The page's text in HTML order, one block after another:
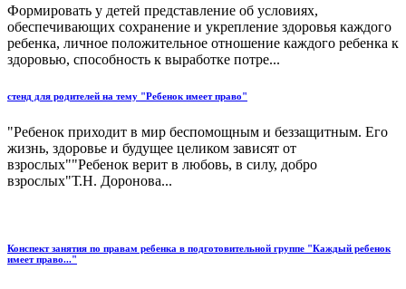
Формировать у детей представление об условиях,
обеспечивающих сохранение и укрепление здоровья каждого
ребенка, личное положительное отношение каждого ребенка к
здоровью, способность к выработке потре...
стенд для родителей на тему "Ребенок имеет право"
"Ребенок приходит в мир беспомощным и беззащитным. Его
жизнь, здоровье и будущее целиком зависят от
взрослых""Ребенок верит в любовь, в силу, добро
взрослых"Т.Н. Доронова...
Конспект занятия по правам ребенка в подготовительной группе "Каждый ребенок
имеет право..."